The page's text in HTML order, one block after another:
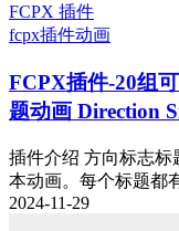
FCPX 插件
fcpx插件动画
FCPX插件-20组
题动画 Direction
插件介绍 方向标志标
本动画。每个标题都
2024-11-29